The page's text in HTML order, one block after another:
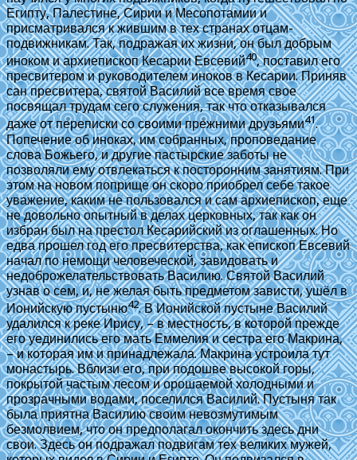
Египту, Палестине, Сирии и Месопотамии и
присматривался к жившим в тех странах отцам-
подвижникам. Так, подражая их жизни, он был добрым
иноком и архиепископ Кесарии Евсевий40, поставил его
пресвитером и руководителем иноков в Кесарии. Приняв
сан пресвитера, святой Василий все время свое
посвящал трудам сего служения, так что отказывался
даже от переписки со своими прежними друзьями41.
Попечение об иноках, им собранных, проповедание
слова Божьего, и другие пастырские заботы не
позволяли ему отвлекаться к посторонним занятиям. При
этом на новом поприще он скоро приобрел себе такое
уважение, каким не пользовался и сам архиепископ, еще
не довольно опытный в делах церковных, так как он
избран был на престол Кесарийский из оглашенных. Но
едва прошел год его пресвитерства, как епископ Евсевий
начал по немощи человеческой, завидовать и
недоброжелательствовать Василию. Святой Василий
узнав о сем, и, не желая быть предметом зависти, ушёл в
Ионийскую пустыню42. В Ионийской пустыне Василий
удалился к реке Ирису, – в местность, в которой прежде
его уединились его мать Еммелия и сестра его Макрина,
– и которая им и принадлежала. Макрина устроила тут
монастырь. Вблизи его, при подошве высокой горы,
покрытой частым лесом и орошаемой холодными и
прозрачными водами, поселился Василий. Пустыня так
была приятна Василию своим невозмутимым
безмолвием, что он предполагал окончить здесь дни
свои. Здесь он подражал подвигам тех великих мужей,